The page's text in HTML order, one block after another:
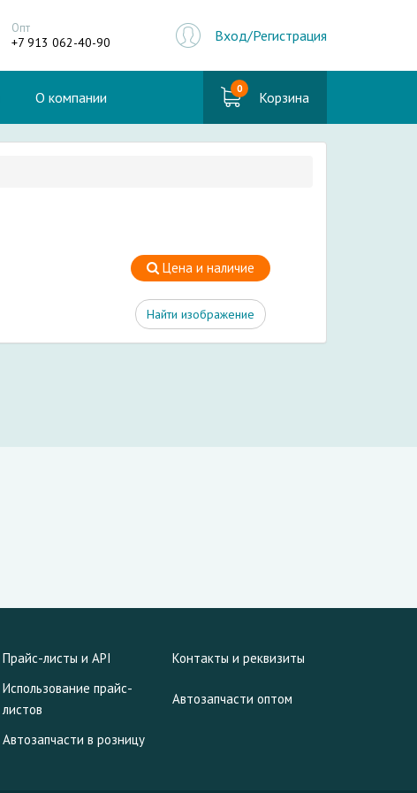
Опт
+7 913 062-40-90 Вход/Регистрация
О компании 0 Корзина
Цена и наличие
Найти изображение
Прайс-листы и API Контакты и реквизиты
Использование прайс-
листов
Автозапчасти оптом
Автозапчасти в розницу